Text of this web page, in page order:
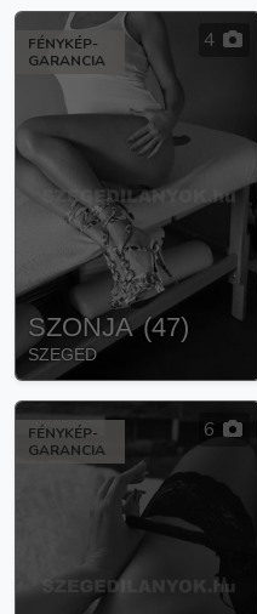
FÉNYKÉP-
GARANCIA
4
SZONJA (47)
SZEGED
FÉNYKÉP-
GARANCIA
6